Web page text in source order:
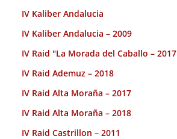
IV Kaliber Andalucia
IV Kaliber Andalucia – 2009
IV Raid "La Morada del Caballo – 2017
IV Raid Ademuz – 2018
IV Raid Alta Moraña – 2017
IV Raid Alta Moraña – 2018
IV Raid Castrillon – 2011